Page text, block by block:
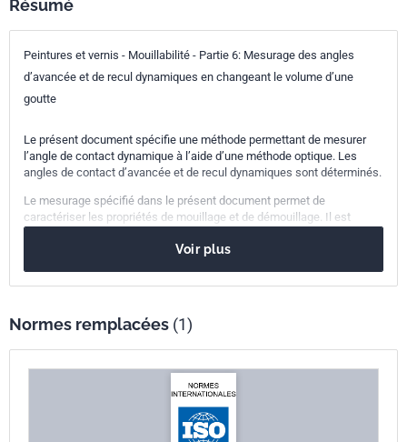
Résumé
Peintures et vernis - Mouillabilité - Partie 6: Mesurage des angles
d’avancée et de recul dynamiques en changeant le volume d’une
goutte
Le présent document spécifie une méthode permettant de mesurer
l’angle de contact dynamique à l’aide d’une méthode optique. Les
angles de contact d’avancée et de recul dynamiques sont déterminés.
Le mesurage spécifié dans le présent document permet de
caractériser les propriétés de mouillage et de démouillage. Il est
Voir plus
Normes remplacées (1)